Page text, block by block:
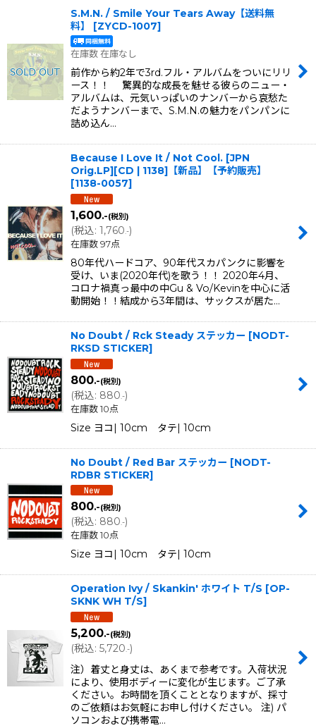
S.M.N. / Smile Your Tears Away【送料無
料】
[ZYCD-1007]
在庫数 在庫なし
前作から約2年で3rd.フル・アルバムをついにリリ
ース！！ 驚異的な成長を魅せる彼らのニュー・
アルバムは、元気いっぱいのナンバーから哀愁た
だようナンバーまで、S.M.N.の魅力をパンパンに
詰め込ん…
Because I Love It / Not Cool. [JPN
Orig.LP][CD | 1138]【新品】【予約販売】
[1138-0057]
1,600.-(税別)
(税込: 1,760.-)
在庫数 97点
80年代ハードコア、90年代スカパンクに影響を
受け、いま(2020年代)を歌う！！ 2020年4月、
コロナ禍真っ最中の中Gu & Vo/Kevinを中心に活
動開始！！結成から3年間は、サックスが居た…
No Doubt / Rck Steady ステッカー [NODT-
RKSD STICKER]
800.-(税別)
(税込: 880.-)
在庫数 10点
Size ヨコ| 10cm タテ| 10cm
No Doubt / Red Bar ステッカー [NODT-
RDBR STICKER]
800.-(税別)
(税込: 880.-)
在庫数 10点
Size ヨコ| 10cm タテ| 10cm
Operation Ivy / Skankin' ホワイト T/S [OP-
SKNK WH T/S]
5,200.-(税別)
(税込: 5,720.-)
注）着丈と身丈は、あくまで参考です。入荷状況
により、使用ボディーに変化が生じます。ご了承
ください。お時間を頂くこととなりますが、採寸
のご依頼はお気軽にお申し付けください。 注) パ
ソコンおよび携帯電…